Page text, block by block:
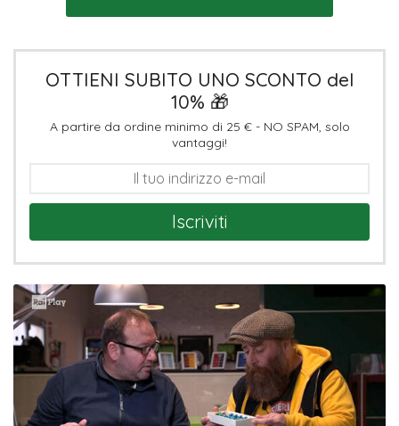
OTTIENI SUBITO UNO SCONTO del
10% 🎁
A partire da ordine minimo di 25 € - NO SPAM, solo
vantaggi!
Iscriviti